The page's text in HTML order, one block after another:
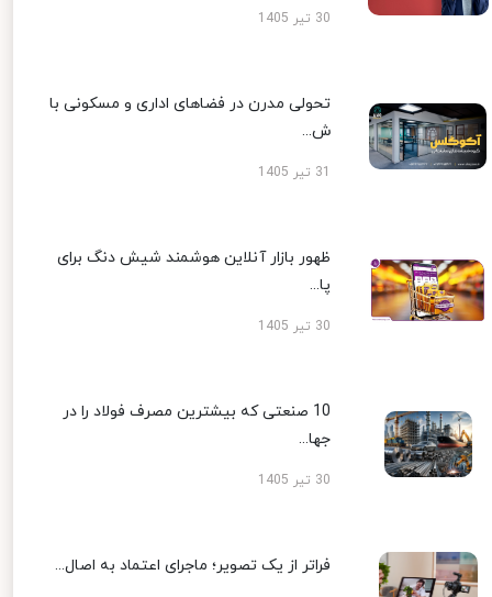
30 تیر 1405
تحولی مدرن در فضاهای اداری و مسکونی با
ش...
ظهور بازار آنلاین هوشمند شیش دنگ برای
پا...
30 تیر 1405
10 صنعتی که بیشترین مصرف فولاد را در
جها...
30 تیر 1405
فراتر از یک تصویر؛ ماجرای اعتماد به اصال...